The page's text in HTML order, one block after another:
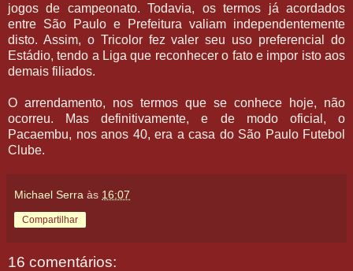
jogos de campeonato. Todavia, os termos já acordados
entre São Paulo e Prefeitura valiam independentemente
disto. Assim, o Tricolor fez valer seu uso preferencial do
Estádio, tendo a Liga que reconhecer o fato e impor isto aos
demais filiados.
O arrendamento, nos termos que se conhece hoje, não
ocorreu. Mas definitivamente, e de modo oficial, o
Pacaembu, nos anos 40, era a casa do São Paulo Futebol
Clube.
Michael Serra às 16:07
Compartilhar
16 comentários: